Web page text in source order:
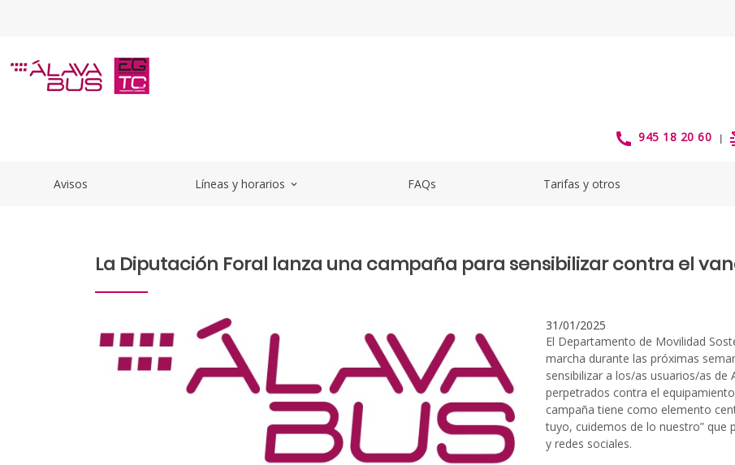
La Diputación Foral lanza una campaña para sensibilizar945 18 20 60 |
Avisos Líneas y horarios expand_more FAQs Tarifas y otros
La Diputación Foral lanza una campaña para sensibilizar contra el
31/01/2025
El Departamento de Movilidad
marcha durante las próximas
sensibilizar a los/as usuarios/as
perpetrados contra el
campaña tiene como elemento
tuyo, cuidemos de lo nuestro” que
y redes sociales.